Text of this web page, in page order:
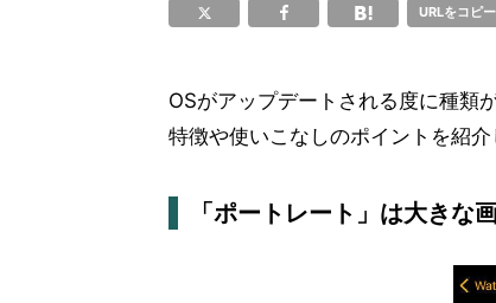
URLをコピー
OSがアップデートされる度に種類
特徴や使いこなしのポイントを紹
「ポートレート」は大きな